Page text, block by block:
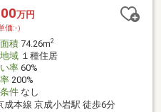
伝いします
はお気軽にお問い合わせく
万円
価:-）
積74.26m2
域１種住居
率60%
200%
件なし
成本線 京成小岩駅 徒歩6分